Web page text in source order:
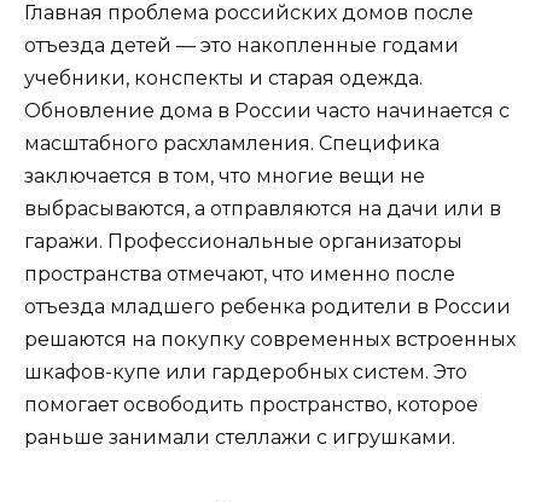
Главная проблема российских домов после
отъезда детей — это накопленные годами
учебники, конспекты и старая одежда.
Обновление дома в России часто начинается с
масштабного расхламления. Специфика
заключается в том, что многие вещи не
выбрасываются, а отправляются на дачи или в
гаражи. Профессиональные организаторы
пространства отмечают, что именно после
отъезда младшего ребенка родители в России
решаются на покупку современных встроенных
шкафов-купе или гардеробных систем. Это
помогает освободить пространство, которое
раньше занимали стеллажи с игрушками.